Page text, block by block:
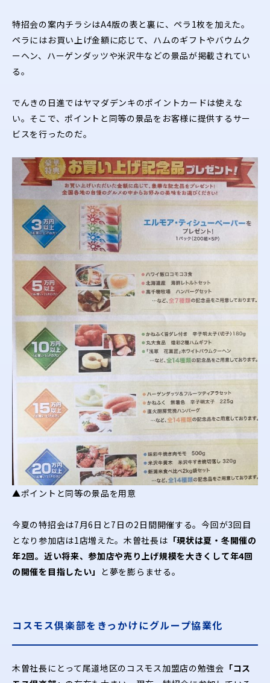
特招会の案内チラシはA4版の表と裏に、ペラ1枚を加えた。
ペラにはお買い上げ金額に応じて、ハムのギフトやバウムク
ーヘン、ハーゲンダッツや米沢牛などの景品が掲載されてい
る。
でんきの日進ではヤマダデンキのポイントカードは使えな
い。そこで、ポイントと同等の景品をお客様に提供するサー
ビスを行ったのだ。
▲ポイントと同等の景品を用意
今夏の特招会は7月6日と7日の2日間開催する。今回が3回目
となり参加店は1店増えた。木曽社長は 「現状は夏・冬開催の
年2回。近い将来、参加店や売り上げ規模を大きくして年4回
の開催を目指したい」 と夢を膨らませる。
コスモス倶楽部をきっかけにグループ協業化
木曽社長にとって尾道地区のコスモス加盟店の勉強会 「コス